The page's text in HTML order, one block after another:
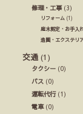
修理・工事(3)
リフォーム (1)
庭木剪定・お手入
造園・エクステリ
交通 (1)
タクシー (0)
バス (0)
運転代行(1)
電車(0)